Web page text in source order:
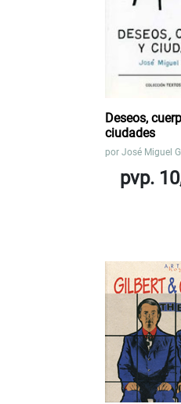
Deseos,
ciudades
por José Miguel
pvp.